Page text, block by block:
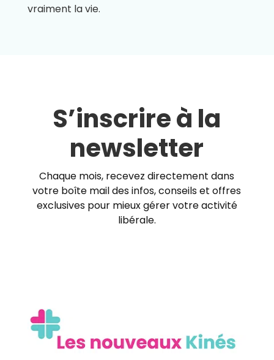
vraiment la vie.
S’inscrire à la
newsletter
Chaque mois, recevez directement dans
votre boîte mail des infos, conseils et offres
exclusives pour mieux gérer votre activité
libérale.